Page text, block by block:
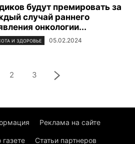
будут премировать за
случай раннего
онкологии...
И ЗДОРОВЬЕ 05.02.2024
2 3
Реклама на сайте
Статьи партнеров